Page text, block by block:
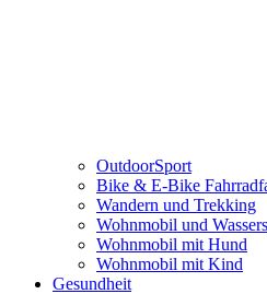
OutdoorSport
Bike & E-Bike
Wandern und Trekking
Wohnmobil und
Wohnmobil mit Hund
Wohnmobil mit Kind
Gesundheit